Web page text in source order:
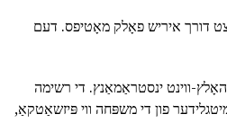
דורך איריש פאָלק מאָטיפס. דעם
האָלץ-ווינט ינסטראַמאַנץ. די רשימה
פון די משפּחה ווי פּיזשאַטקאַ,